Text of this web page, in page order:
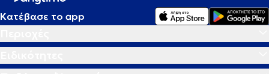
Κατέβασε το app